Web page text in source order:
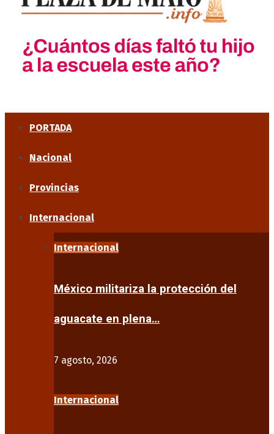
PORTADA
Nacional
Provincias
Internacional
Internacional
México militariza la protección del
aguacate en plena…
7 agosto, 2026
Internacional